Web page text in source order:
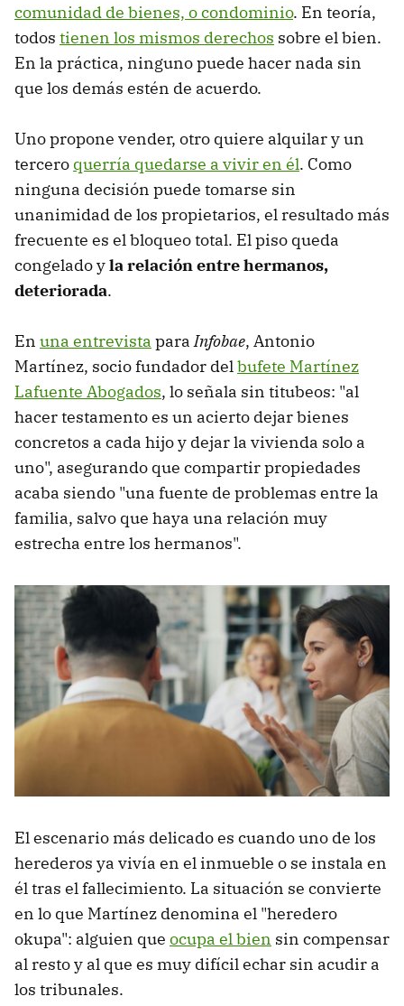
comunidad de bienes, o condominio. En teoría,
todos tienen los mismos derechos sobre el bien.
En la práctica, ninguno puede hacer nada sin
que los demás estén de acuerdo.
Uno propone vender, otro quiere alquilar y un
tercero querría quedarse a vivir en él. Como
ninguna decisión puede tomarse sin
unanimidad de los propietarios, el resultado más
frecuente es el bloqueo total. El piso queda
congelado yla relación entre hermanos,
deteriorada.
En una entrevista paraInfobae, Antonio
Martínez, socio fundador delbufete Martínez
Lafuente Abogados, lo señala sin titubeos: "al
hacer testamento es un acierto dejar bienes
concretos a cada hijo y dejar la vivienda solo a
uno", asegurando que compartir propiedades
acaba siendo "una fuente de problemas entre la
familia, salvo que haya una relación muy
estrecha entre los hermanos".
El escenario más delicado es cuando uno de los
herederos ya vivía en el inmueble o se instala en
él tras el fallecimiento. La situación se convierte
en lo que Martínez denomina el "heredero
okupa": alguien que ocupa el bien sin compensar
al resto y al que es muy difícil echar sin acudir a
los tribunales.